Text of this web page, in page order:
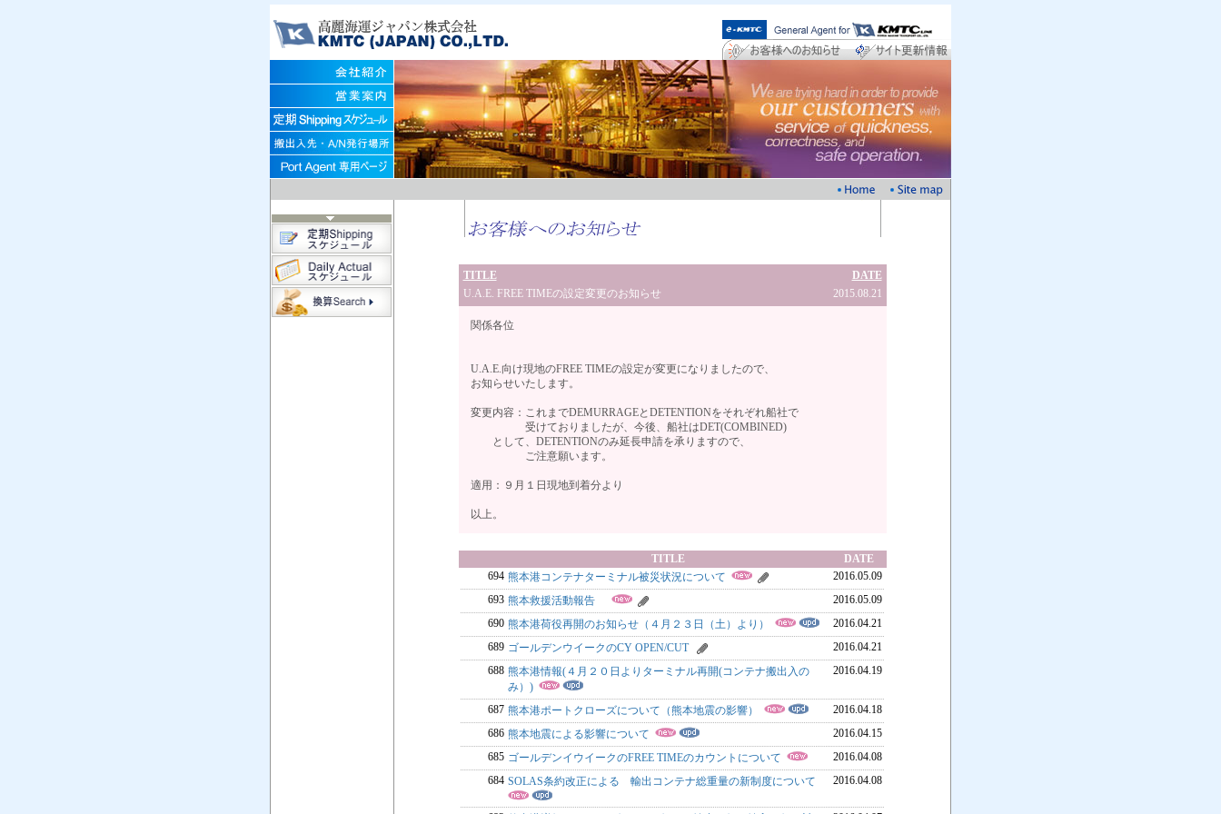
TITLE
DATE
U.A.E. FREE TIMEの設定変更のお知らせ
2015.08.21
関係各位
U.A.E.向け現地のFREE TIMEの設定が変更になりましたので、
お知らせいたします。
変更内容：これまでDEMURRAGEとDETENTIONをそれぞれ船社で
受けておりましたが、今後、船社はDET(COMBINED)
として、DETENTIONのみ延長申請を承りますので、
ご注意願います。
適用：９月１日現地到着分より
以上。
TITLE
DATE
694 熊本港コンテナターミナル被災状況について
2016.05.09
693 熊本救援活動報告
2016.05.09
690 熊本港荷役再開のお知らせ（４月２３日（土）より）
2016.04.21
689 ゴールデンウイークのCY OPEN/CUT
2016.04.21
688 熊本港情報(４月２０日よりターミナル再開(コンテナ搬出入の
み）)
2016.04.19
687 熊本港ポートクローズについて（熊本地震の影響）
2016.04.18
686 熊本地震による影響について
2016.04.15
685 ゴールデンイウイークのFREE TIMEのカウントについて
2016.04.08
684 SOLAS条約改正による 輸出コンテナ総重量の新制度について 2016.04.08